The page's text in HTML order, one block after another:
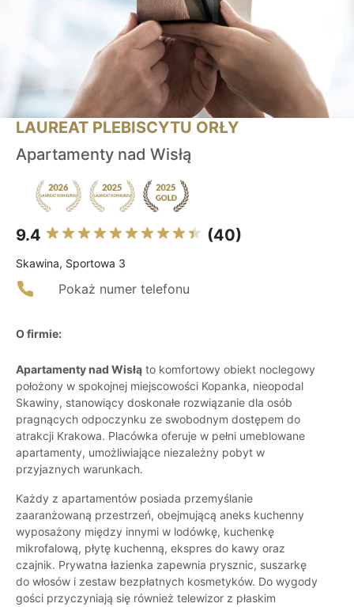
LAUREAT PLEBISCYTU ORŁY
Apartamenty nad Wisłą
9.4 (40)
Skawina, Sportowa 3
Pokaż numer telefonu
O firmie:
Apartamenty nad Wisłą to komfortowy obiekt noclegowy
położony w spokojnej miejscowości Kopanka, nieopodal
Skawiny, stanowiący doskonałe rozwiązanie dla osób
pragnących odpoczynku ze swobodnym dostępem do
atrakcji Krakowa. Placówka oferuje w pełni umeblowane
apartamenty, umożliwiające niezależny pobyt w
przyjaznych warunkach.
Każdy z apartamentów posiada przemyślanie
zaaranżowaną przestrzeń, obejmującą aneks kuchenny
wyposażony między innymi w lodówkę, kuchenkę
mikrofalową, płytę kuchenną, ekspres do kawy oraz
czajnik. Prywatna łazienka zapewnia prysznic, suszarkę
do włosów i zestaw bezpłatnych kosmetyków. Do wygody
gości przyczyniają się również telewizor z płaskim